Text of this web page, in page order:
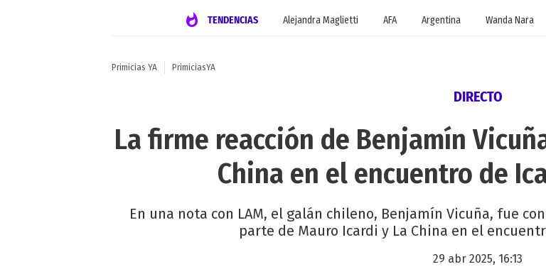
TENDENCIAS Alejandra Maglietti AFA Argentina Wanda Nara
Primicias YA PrimiciasYA
DIRECTO
La firme reacción de Benjamín
China en el encuentro de
En una nota con LAM, el galán chileno, Benjamín Vicuña, fue
parte de Mauro Icardi y La China en el
29 abr 2025, 16:13